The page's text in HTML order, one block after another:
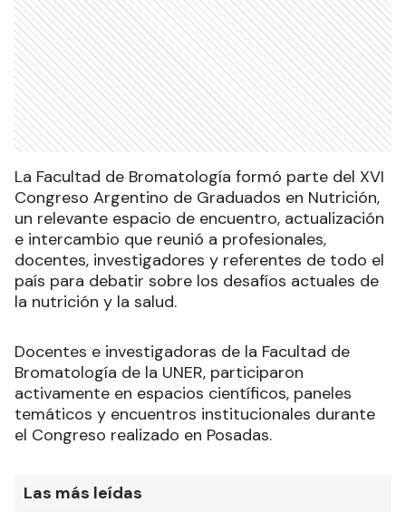
La Facultad de Bromatología formó parte del XVI
Congreso Argentino de Graduados en Nutrición,
un relevante espacio de encuentro, actualización
e intercambio que reunió a profesionales,
docentes, investigadores y referentes de todo el
país para debatir sobre los desafíos actuales de
la nutrición y la salud.
Docentes e investigadoras de la Facultad de
Bromatología de la UNER, participaron
activamente en espacios científicos, paneles
temáticos y encuentros institucionales durante
el Congreso realizado en Posadas.
Las más leídas